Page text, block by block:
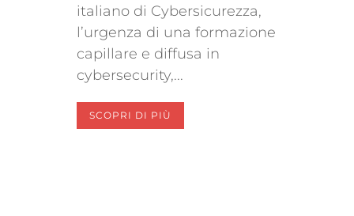
italiano di Cybersicurezza,
l’urgenza di una formazione
capillare e diffusa in
cybersecurity,...
SCOPRI DI PIÙ